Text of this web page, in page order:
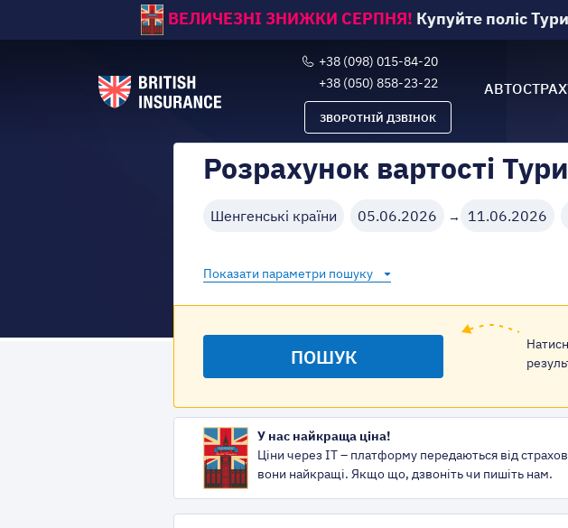
ВЕЛИЧЕЗНІ ЗНИЖКИ СЕРПНЯ! Купуйте поліс
+38 (098) 015-84-20
+38 (050) 858-23-22
ЗВОРОТНІЙ ДЗВІНОК
Розрахунок вартості
Шенгенські країни 05.06.2026 → 11.06.2026
Показати параметри пошуку
У нас найкраща ціна!
Ціни через IT – платформу передаються від
вони найкращі. Якщо що, дзвоніть чи пишіть нам.